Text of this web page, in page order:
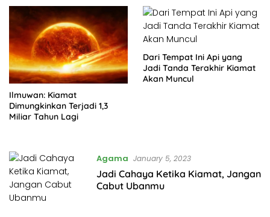
Ilmuwan: Kiamat
Dimungkinkan Terjadi 1,3
Miliar Tahun Lagi
Dari Tempat Ini Api yang
Jadi Tanda Terakhir Kiamat
Akan Muncul
Agama January 5, 2023
Jadi Cahaya Ketika Kiamat, Jangan
Cabut Ubanmu